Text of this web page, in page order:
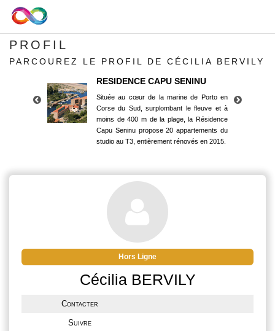
PROFIL
PARCOUREZ LE PROFIL DE CÉCILIA BERVILY
RESIDENCE CAPU SENINU
Située au cœur de la marine de Porto en
Corse du Sud, surplombant le fleuve et à
moins de 400 m de la plage, la Résidence
Capu Seninu propose 20 appartements du
studio au T3, entièrement rénovés en 2015.
Corse du Sud, surplombant le fleuve et à
moins de 400 m de la plage, la Résidence
Capu Seninu propose 20 appartements du
studio au T3, entièrement rénovés en 2015.
Hors Ligne
Cécilia BERVILY
Contacter
Suivre